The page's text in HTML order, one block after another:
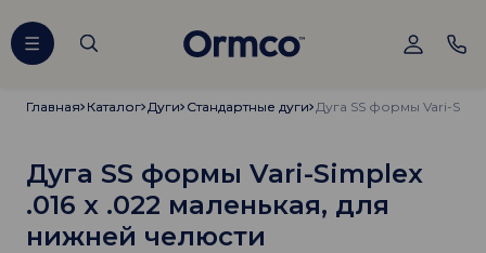
Главная
Главная Каталог
Каталог Дуги
Дуги Стандартные дуги
Стандартные дуги
Дуга SS формы Vari-Simplex
.016 х .022 маленькая, для
нижней челюсти